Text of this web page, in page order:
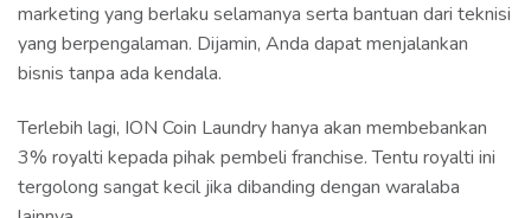
marketing yang berlaku selamanya serta bantuan dari teknisi
yang berpengalaman. Dijamin, Anda dapat menjalankan
bisnis tanpa ada kendala.
Terlebih lagi, ION Coin Laundry hanya akan membebankan
3% royalti kepada pihak pembeli franchise. Tentu royalti ini
tergolong sangat kecil jika dibanding dengan waralaba